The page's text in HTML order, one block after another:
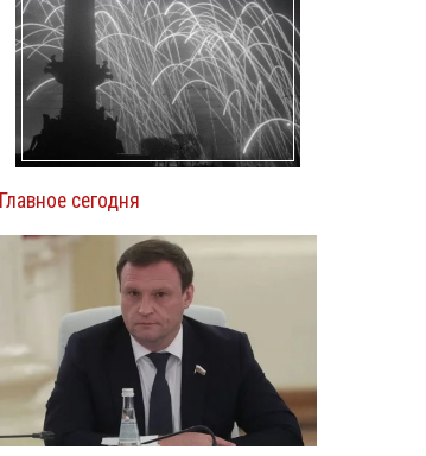
Главное сегодня